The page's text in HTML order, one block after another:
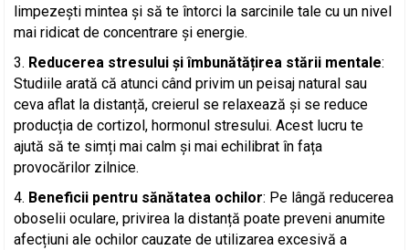
limpezești mintea și să te întorci la sarcinile tale cu un nivel
mai ridicat de concentrare și energie.
Reducerea stresului și îmbunătățirea stării mentale:
Studiile arată că atunci când privim un peisaj natural sau
ceva aflat la distanță, creierul se relaxează și se reduce
producția de cortizol, hormonul stresului. Acest lucru te
ajută să te simți mai calm și mai echilibrat în fața
provocărilor zilnice.
Beneficii pentru sănătatea ochilor: Pe lângă reducerea
oboselii oculare, privirea la distanță poate preveni anumite
afecțiuni ale ochilor cauzate de utilizarea excesivă a